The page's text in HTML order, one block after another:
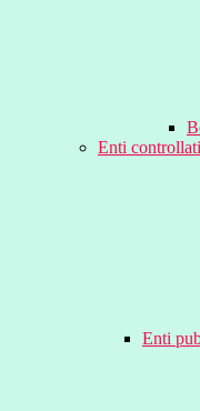
Enti controllati
Enti